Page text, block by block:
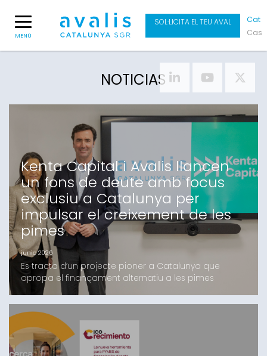
MENÚ
SOL·LICITA EL TEU AVAL
Cat
Cas
NOTICIAS
Kenta Capital i Avalis llancen
un fons de deute amb focus
exclusiu a Catalunya per
impulsar el creixement de les
pimes
junio 2026
Es tracta d’un projecte pioner a Catalunya que
apropa el finançament alternatiu a les pimes
catalanes, en el qual Avalis i Kenta Capital fa mesos
que treballen i que compta amb el suport d’un grup
d’inversors, tant family offices com institucionals,
majoritàriament catalansEl fons, que oferirà
finançament de fins a 4 milions d’euros en
condicions c